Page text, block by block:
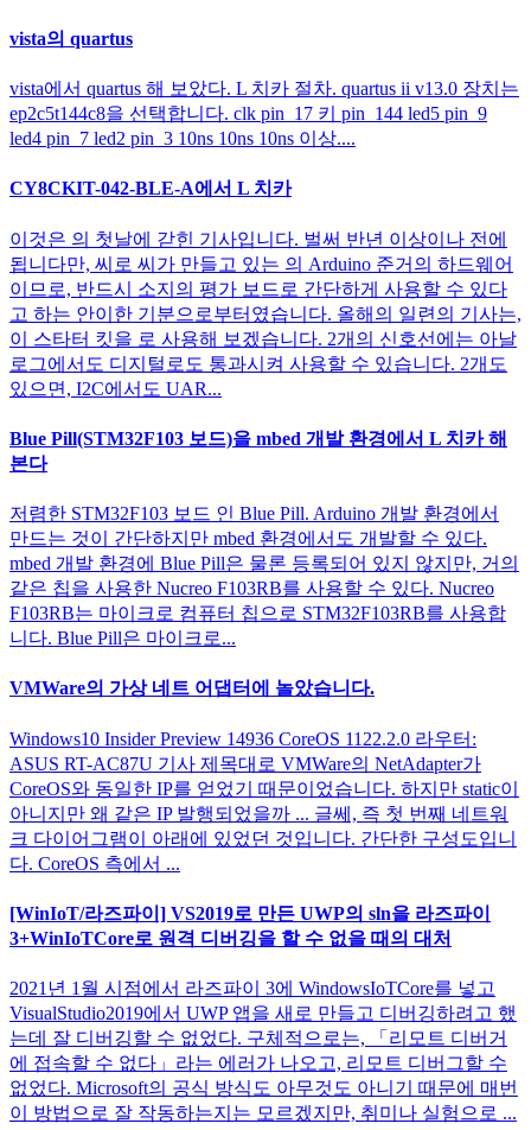
vista의 quartus
vista에서 quartus 해 보았다. L 치카 절차. quartus ii v13.0 장치는
ep2c5t144c8을 선택합니다. clk pin_17 키 pin_144 led5 pin_9
led4 pin_7 led2 pin_3 10ns 10ns 10ns 이상....
CY8CKIT-042-BLE-A에서 L 치카
이것은 의 첫날에 갇힌 기사입니다. 벌써 반년 이상이나 전에
됩니다만, 씨로 씨가 만들고 있는 의 Arduino 준거의 하드웨어
이므로, 반드시 소지의 평가 보드로 간단하게 사용할 수 있다
고 하는 안이한 기분으로부터였습니다. 올해의 일련의 기사는,
이 스타터 킷을 로 사용해 보겠습니다. 2개의 신호선에는 아날
로그에서도 디지털로도 통과시켜 사용할 수 있습니다. 2개도
있으면, I2C에서도 UAR...
Blue Pill(STM32F103 보드)을 mbed 개발 환경에서 L 치카 해
본다
저렴한 STM32F103 보드 인 Blue Pill. Arduino 개발 환경에서
만드는 것이 간단하지만 mbed 환경에서도 개발할 수 있다.
mbed 개발 환경에 Blue Pill은 물론 등록되어 있지 않지만, 거의
같은 칩을 사용한 Nucreo F103RB를 사용할 수 있다. Nucreo
F103RB는 마이크로 컴퓨터 칩으로 STM32F103RB를 사용합
니다. Blue Pill은 마이크로...
VMWare의 가상 네트 어댑터에 놀았습니다.
Windows10 Insider Preview 14936 CoreOS 1122.2.0 라우터:
ASUS RT-AC87U 기사 제목대로 VMWare의 NetAdapter가
CoreOS와 동일한 IP를 얻었기 때문이었습니다. 하지만 static이
아니지만 왜 같은 IP 발행되었을까 ... 글쎄, 즉 첫 번째 네트워
크 다이어그램이 아래에 있었던 것입니다. 간단한 구성도입니
다. CoreOS 측에서 ...
[WinIoT/라즈파이] VS2019로 만든 UWP의 sln을 라즈파이
3+WinIoTCore로 원격 디버깅을 할 수 없을 때의 대처
2021년 1월 시점에서 라즈파이 3에 WindowsIoTCore를 넣고
VisualStudio2019에서 UWP 앱을 새로 만들고 디버깅하려고 했
는데 잘 디버깅할 수 없었다. 구체적으로는, 「리모트 디버거
에 접속할 수 없다」라는 에러가 나오고, 리모트 디버그할 수
없었다. Microsoft의 공식 방식도 아무것도 아니기 때문에 매번
이 방법으로 잘 작동하는지는 모르겠지만, 취미나 실험으로 ...